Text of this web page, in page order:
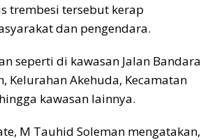
trembesi tersebut kerap
dan pengendara.
seperti di kawasan Jalan Bandara
Kelurahan Akehuda, Kecamatan
kawasan lainnya.
M Tauhid Soleman mengatakan,